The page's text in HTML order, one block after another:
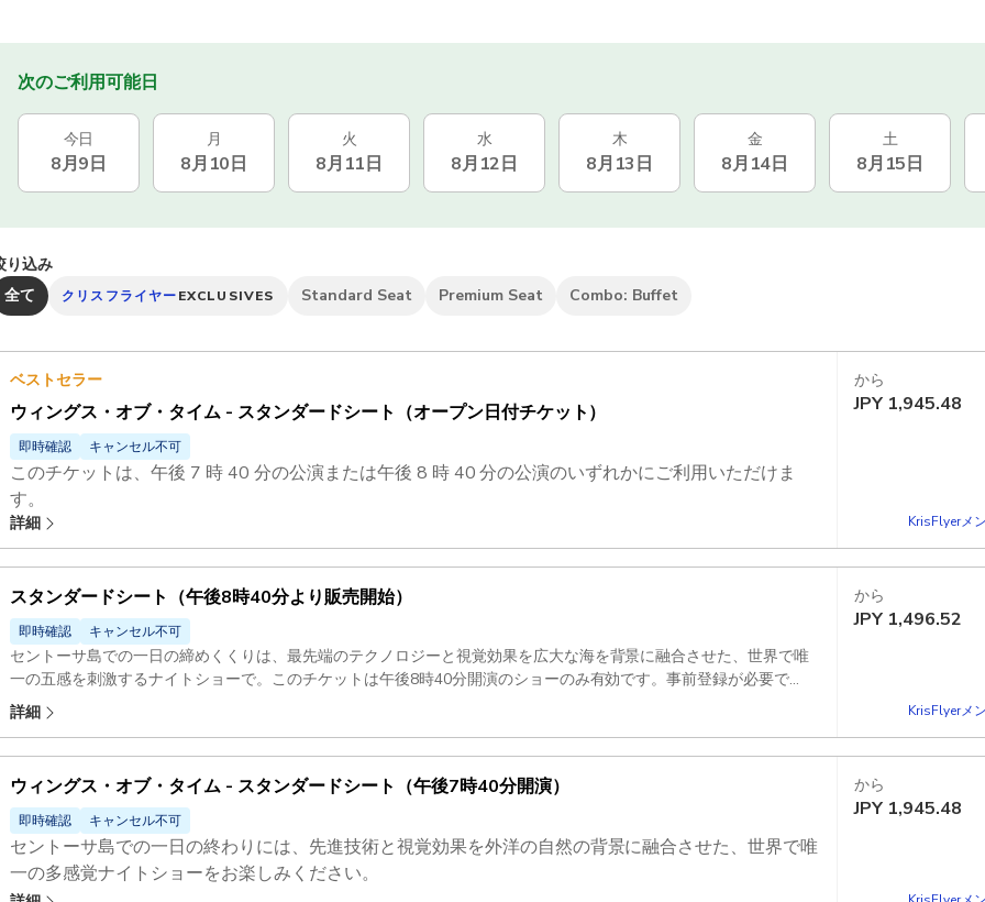
次のご利用可能日
今日
8月9日
月
8月10日
火
8月11日
水
8月12日
木
8月13日
金
8月14日
土
8月15日
り込み
全て
クリスフライヤーEXCLUSIVES Standard Seat Premium Seat Combo: Buffet
ベストセラー
ウィングス・オブ・タイム - スタンダードシート（オープン日付チケット）
即時確認 キャンセル不可
このチケットは、午後 7 時 40 分の公演または午後 8 時 40 分の公演のいずれかにご利用いただけま
す。
事前登録が必要です。
セントーサ島での一日の終わりには、先進技術と視覚効果を外洋の自然の背景に融合させた、世界で唯
詳細
から
JPY 1,945.48
KrisFlyerメ
スタンダードシート（​​午後8時40分より販売開始）
即時確認 キャンセル不可
セントーサ島での一日の締めくくりは、最先端のテクノロジーと視覚効果を広大な海を背景に融合させた、世界で唯
一の五感を刺激するナイトショーで。このチケットは午後8時40分開演のショーのみ有効です。事前登録が必要で
す。
詳細
から
JPY 1,496.52
KrisFlyerメ
ウィングス・オブ・タイム - スタンダードシート（午後7時40分開演）
即時確認 キャンセル不可
セントーサ島での一日の終わりには、先進技術と視覚効果を外洋の自然の背景に融合させた、世界で唯
一の多感覚ナイトショーをお楽しみください。
から
JPY 1,945.48